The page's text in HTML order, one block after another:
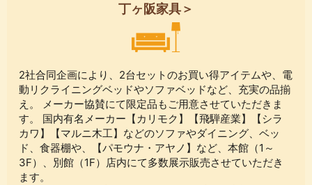
丁ヶ阪家具＞
2社合同企画により、2台セットのお買い得アイテムや、電
動リクライニングベッドやソファベッドなど、充実の品揃
え。 メーカー協賛にて限定品もご用意させていただきま
す。 国内有名メーカー【カリモク】【飛騨産業】【シラ
カワ】【マルニ木工】などのソファやダイニング、ベッ
ド、食器棚や、【パモウナ・アヤノ】など、本館（1～
3F）、別館（1F）店内にて多数展示販売させていただき
ます。